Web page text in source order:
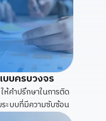
บครบวงจร
ห้คำปรึกษาในการติด
ระบบที่มีความซับซ้อน